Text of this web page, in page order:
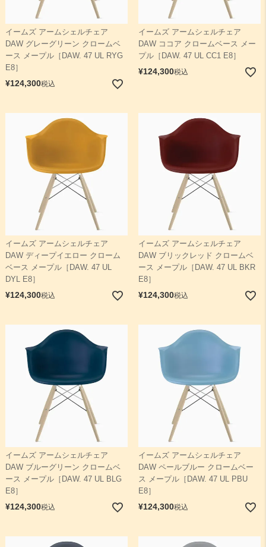
イームズ アームシェルチェア
DAW グレーグリーン クロームベ
ース メープル［DAW. 47 UL RYG
E8］
¥124,300税込
イームズ アームシェルチェア
DAW ココア クロームベース メー
プル［DAW. 47 UL CC1 E8］
¥124,300税込
イームズ アームシェルチェア
DAW ディープイエロー クローム
ベース メープル［DAW. 47 UL
DYL E8］
¥124,300税込
イームズ アームシェルチェア
DAW ブリックレッド クロームベ
ース メープル［DAW. 47 UL BKR
E8］
¥124,300税込
イームズ アームシェルチェア
DAW ブルーグリーン クロームベ
ース メープル［DAW. 47 UL BLG
E8］
¥124,300税込
イームズ アームシェルチェア
DAW ペールブルー クロームベー
ス メープル［DAW. 47 UL PBU
E8］
¥124,300税込